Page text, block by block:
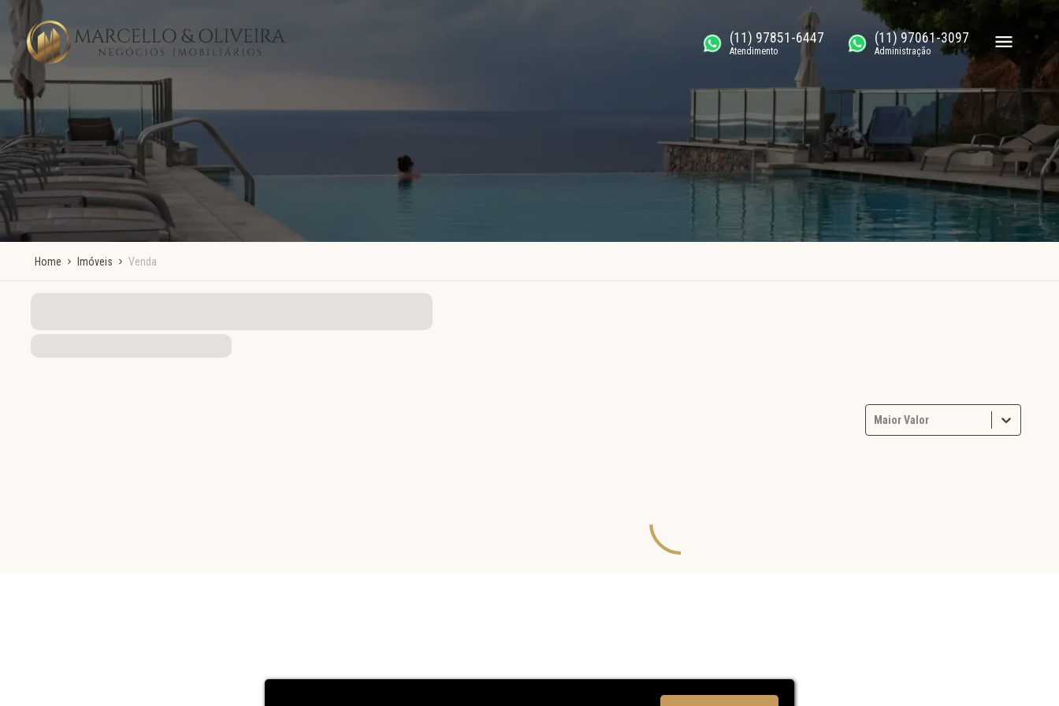
(11) 97851-6447
Atendimento
(11) 97061-3097
Administração
Home Imóveis Venda
Maior Valor